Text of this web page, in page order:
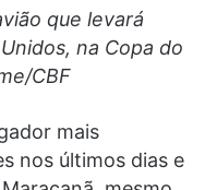
que levará
na Copa do
CBF
mais
nos últimos dias e